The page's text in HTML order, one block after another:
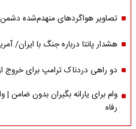
تصاویر هواگردهای منهدم‌شده
هشدار پانتا درباره جنگ با ایران/
دو راهی دردناک ترامپ برای خروج
رفاه